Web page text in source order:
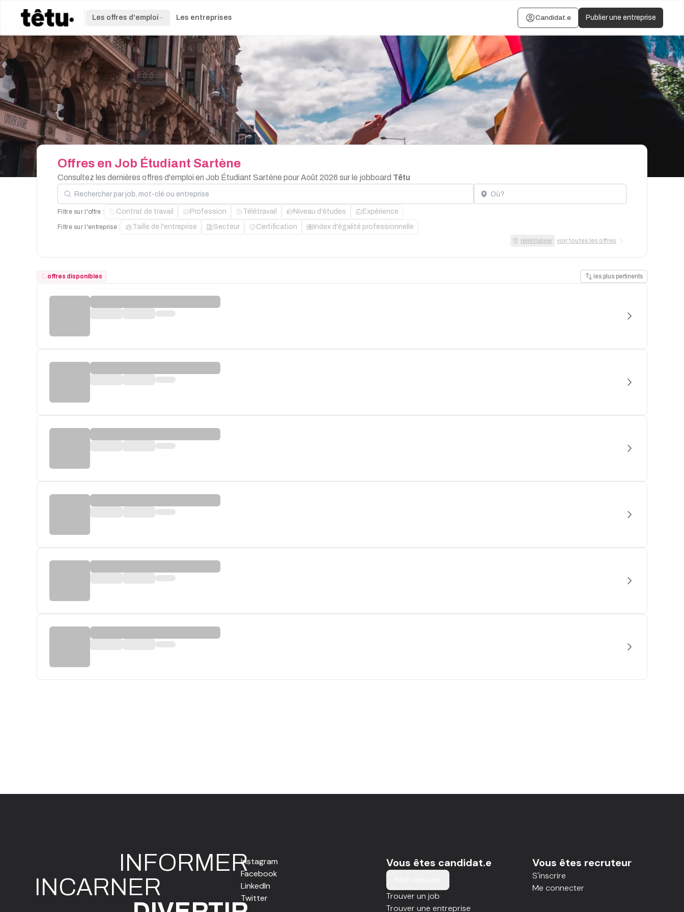
Les offres d'emploi Les entreprises Candidat.e Publier une entreprise
Offres en Job Étudiant Sartène
Consultez les dernières offres d'emploi en Job Étudiant Sartène pour Août 2026 sur le jobboard Têtu
Rechercher par job, mot-clé ou entreprise Localisation
Filtre sur l'offre : Contrat de travail Profession Télétravail Niveau d'études Expérience
Filtre sur l'entreprise : Taille de l'entreprise Secteur Certification Index d'égalité professionnelle
réinitialiser voir toutes les offres
offres disponibles les plus pertinents
INFORMER
INCARNER
Instagram
Facebook
LinkedIn
Twitter
Vous êtes candidat.e
Trouver un job
Trouver une entreprise
Vous êtes recruteur
S'inscrire
Me connecter